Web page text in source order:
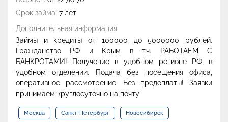
Срок займа: 7 лет
Дополнительная информация:
Займы и кредиты от 100000 до 5000000 рублей.
Гражданство РФ и Крым в т.ч. РАБОТАЕМ С
БАНКРОТАМИ! Получение в удобном регионе РФ, в
удобном отделении. Подача без посещения офиса,
оперативное рассмотрение. Без предоплаты! Заявки
принимаем круглосуточно на почту
Москва Санкт-Петербург Новосибирск